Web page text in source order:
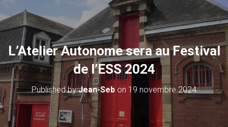
I
/
F
E
R
M
E
L
A
N
L’Atelier Autonome sera au Festival
de l’ESS 2024
Published byJean-Seb on 19 novembre 2024